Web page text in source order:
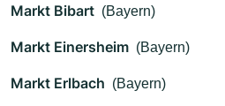
Markt Bibart (Bayern)
Markt Einersheim (Bayern)
Markt Erlbach (Bayern)